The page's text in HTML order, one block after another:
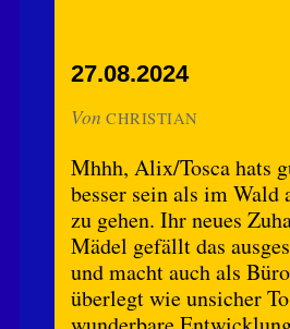
27.08.2024
Von CHRISTIAN
Mhhh, Alix/Tosca hats
besser sein als im Wald
zu gehen. Ihr neues
Mädel gefällt das
und macht auch als
überlegt wie unsicher